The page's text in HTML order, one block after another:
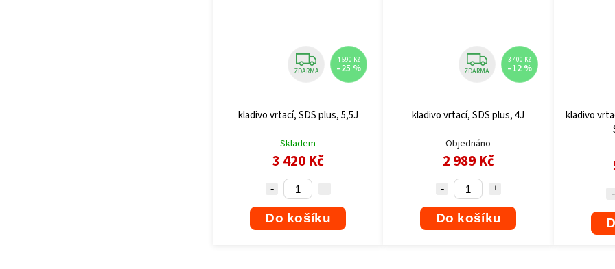
ZDARMA
4 590 Kč
–25 %
kladivo vrtací, SDS plus, 5,5J
Skladem
3 420 Kč
Do košíku
ZDARMA
3 400 Kč
–12 %
kladivo vrtací, SDS plus, 4J
Objednáno
2 989 Kč
Do košíku
kladivo